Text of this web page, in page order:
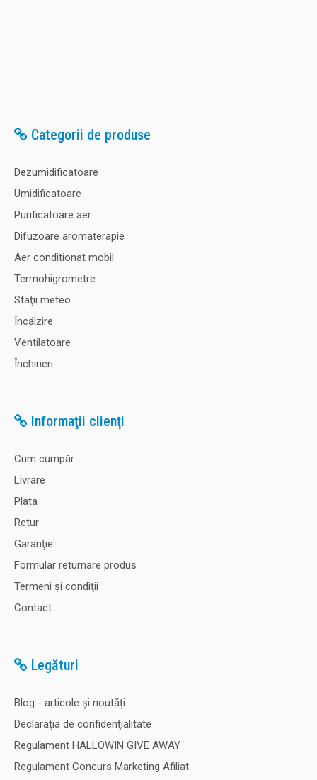
Categorii de produse
Dezumidificatoare
Umidificatoare
Purificatoare aer
Difuzoare aromaterapie
Aer conditionat mobil
Termohigrometre
Staţii meteo
Încălzire
Ventilatoare
Închirieri
Informaţii clienţi
Cum cumpăr
Livrare
Plata
Retur
Garanţie
Formular returnare produs
Termeni şi condiţii
Contact
Legături
Blog - articole și noutăți
Declaraţia de confidenţialitate
Regulament HALLOWIN GIVE AWAY
Regulament Concurs Marketing Afiliat